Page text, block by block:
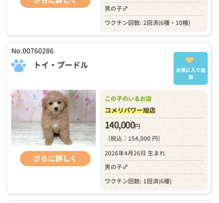
男の子♂
ワクチン回数: 2回済(6種・10種)
No.00760286
トイ・プードル
お気に入り追
加
さらに詳しく
この子のいるお店
コメリパワー旭店
140,000円
（税込：154,000 円）
2026年4月26日 生まれ
男の子♂
ワクチン回数: 1回済(6種)